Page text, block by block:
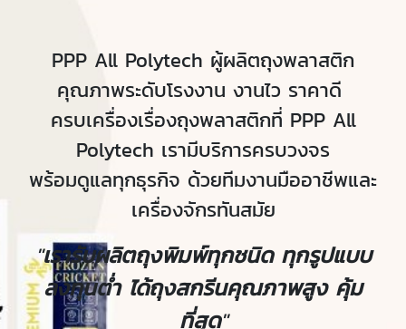
PPP All Polytech ผู้ผลิตถุงพลาสติก
คุณภาพระดับโรงงาน งานไว ราคาดี
ครบเครื่องเรื่องถุงพลาสติกที่ PPP All
Polytech เรามีบริการครบวงจร
พร้อมดูแลทุกธุรกิจ ด้วยทีมงานมืออาชีพและ
เครื่องจักรทันสมัย
"เรารับผลิตถุงพิมพ์ทุกชนิด ทุกรูปแบบ
ลงทุนต่ำ ได้ถุงสกรีนคุณภาพสูง คุ้ม
ที่สุด"